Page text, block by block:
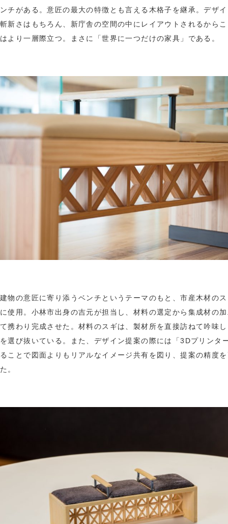
ンチがある。意匠の最大の特徴とも言える木格子を継承。デザ
斬新さはもちろん、新庁舎の空間の中にレイアウトされるから
はより一層際立つ。まさに「世界に一つだけの家具」である。
建物の意匠に寄り添うベンチというテーマのもと、市産木材の
に使用。小林市出身の吉元が担当し、材料の選定から集成材の
て携わり完成させた。材料のスギは、製材所を直接訪ねて吟味
を選び抜いている。また、デザイン提案の際には「3Dプリンタ
ることで図面よりもリアルなイメージ共有を図り、提案の精度
た。